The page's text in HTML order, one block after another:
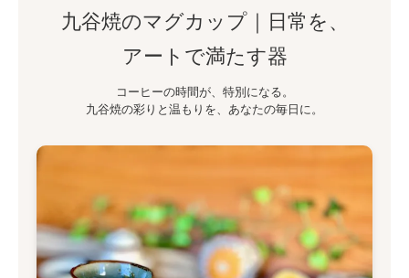
九谷焼のマグカップ｜日常を、
アートで満たす器
コーヒーの時間が、特別になる。
九谷焼の彩りと温もりを、あなたの毎日に。